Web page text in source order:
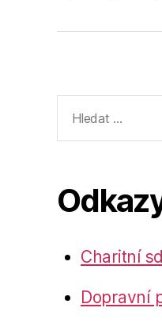
vyhledávání:
Charitní
Dopravní